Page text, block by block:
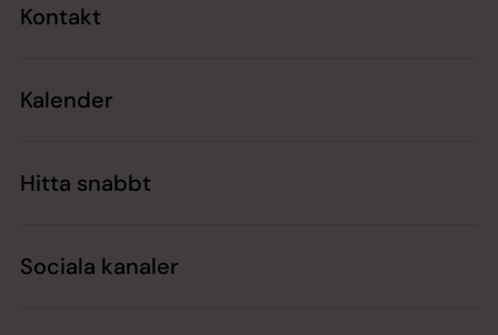
Kontakt
Kalender
Hitta snabbt
Sociala kanaler